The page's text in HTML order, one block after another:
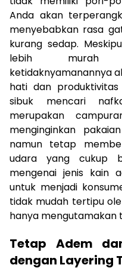
Anda akan
menyebabkan rasa
kurang sedap.
lebih murah
ketidaknyamanannya
hati dan
sibuk mencari
merupakan
menginginkan
namun tetap
udara yang cukup
mengenai jenis kain
untuk menjadi
tidak mudah tertipu
hanya mengutamakan
Tetap Adem
dengan Layering